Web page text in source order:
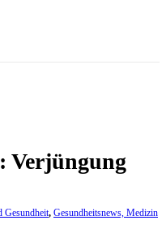
Verjüngung
Gesundheit, Gesundheitsnews, Medizin